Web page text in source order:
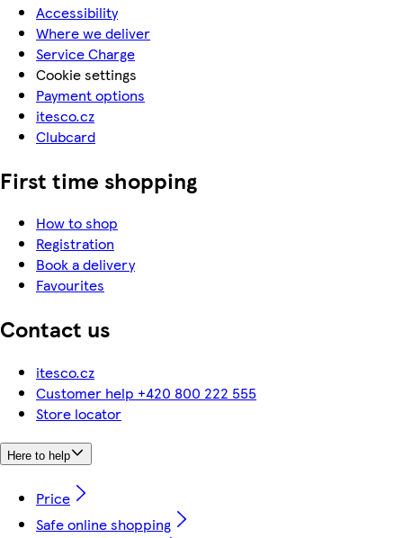
Accessibility
Where we deliver
Service Charge
Cookie settings
Payment options
itesco.cz
Clubcard
First time shopping
How to shop
Registration
Book a delivery
Favourites
Contact us
itesco.cz
Customer help +420 800 222 555
Store locator
Here to help
Price
Safe online shopping